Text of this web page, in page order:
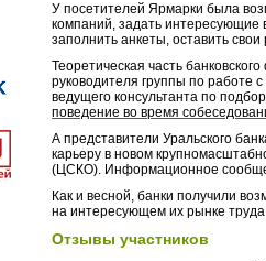
У посетителей Ярмарки была
компаний, задать интересующие
заполнить анкеты, оставить
Теоретическая часть
руководителя группы по работе
ведущего консультанта по
поведение во время
А представители Уральского
карьеру в новом
(ЦСКО). Информационное
Как и весной, банки получили
на интересующем их рынке
Отзывы участников